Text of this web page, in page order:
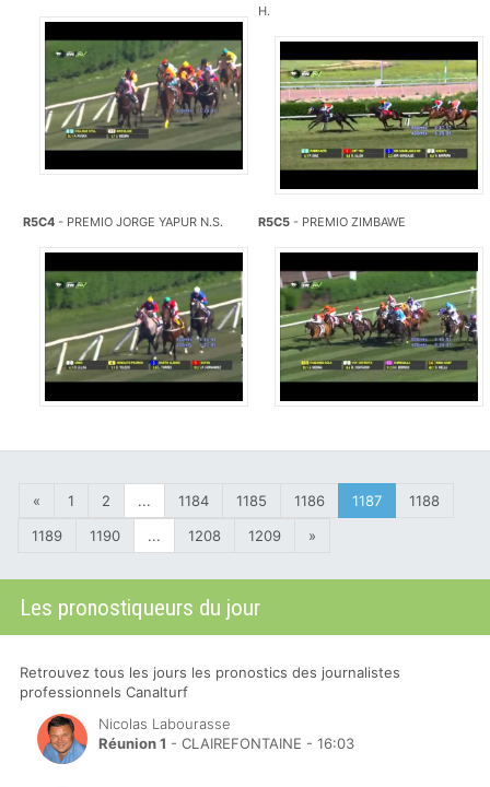
H.
R5C4 - PREMIO JORGE YAPUR N.S. R5C5 - PREMIO ZIMBAWE
« 1 2 ... 1184 1185 1186 1187
1188
1189
1190 ... 1208 1209 »
Les pronostiqueurs du jour
Retrouvez tous les jours les pronostics des journalistes
professionnels Canalturf
Nicolas Labourasse
Réunion 1 - CLAIREFONTAINE - 16:03